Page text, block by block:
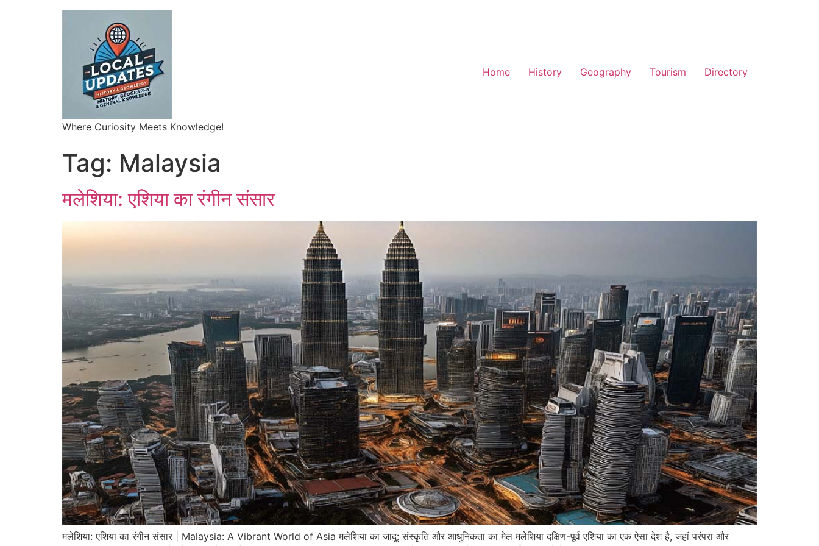
Where Curiosity Meets Knowledge!
Home History Geography Tourism Directory
Tag: Malaysia
मलेशिया: एशिया का रंगीन संसार
मलेशिया: एशिया का रंगीन संसार | Malaysia: A Vibrant World of Asia मलेशिया का जादू: संस्कृति और आधुनिकता का मेल मलेशिया दक्षिण-पूर्व एशिया का एक ऐसा देश है, जहां परंपरा और